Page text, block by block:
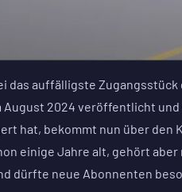
das auffälligste
August 2024 veröffentlicht
hat, bekommt nun über den
einige Jahre alt, gehört
dürfte neue Abonnenten